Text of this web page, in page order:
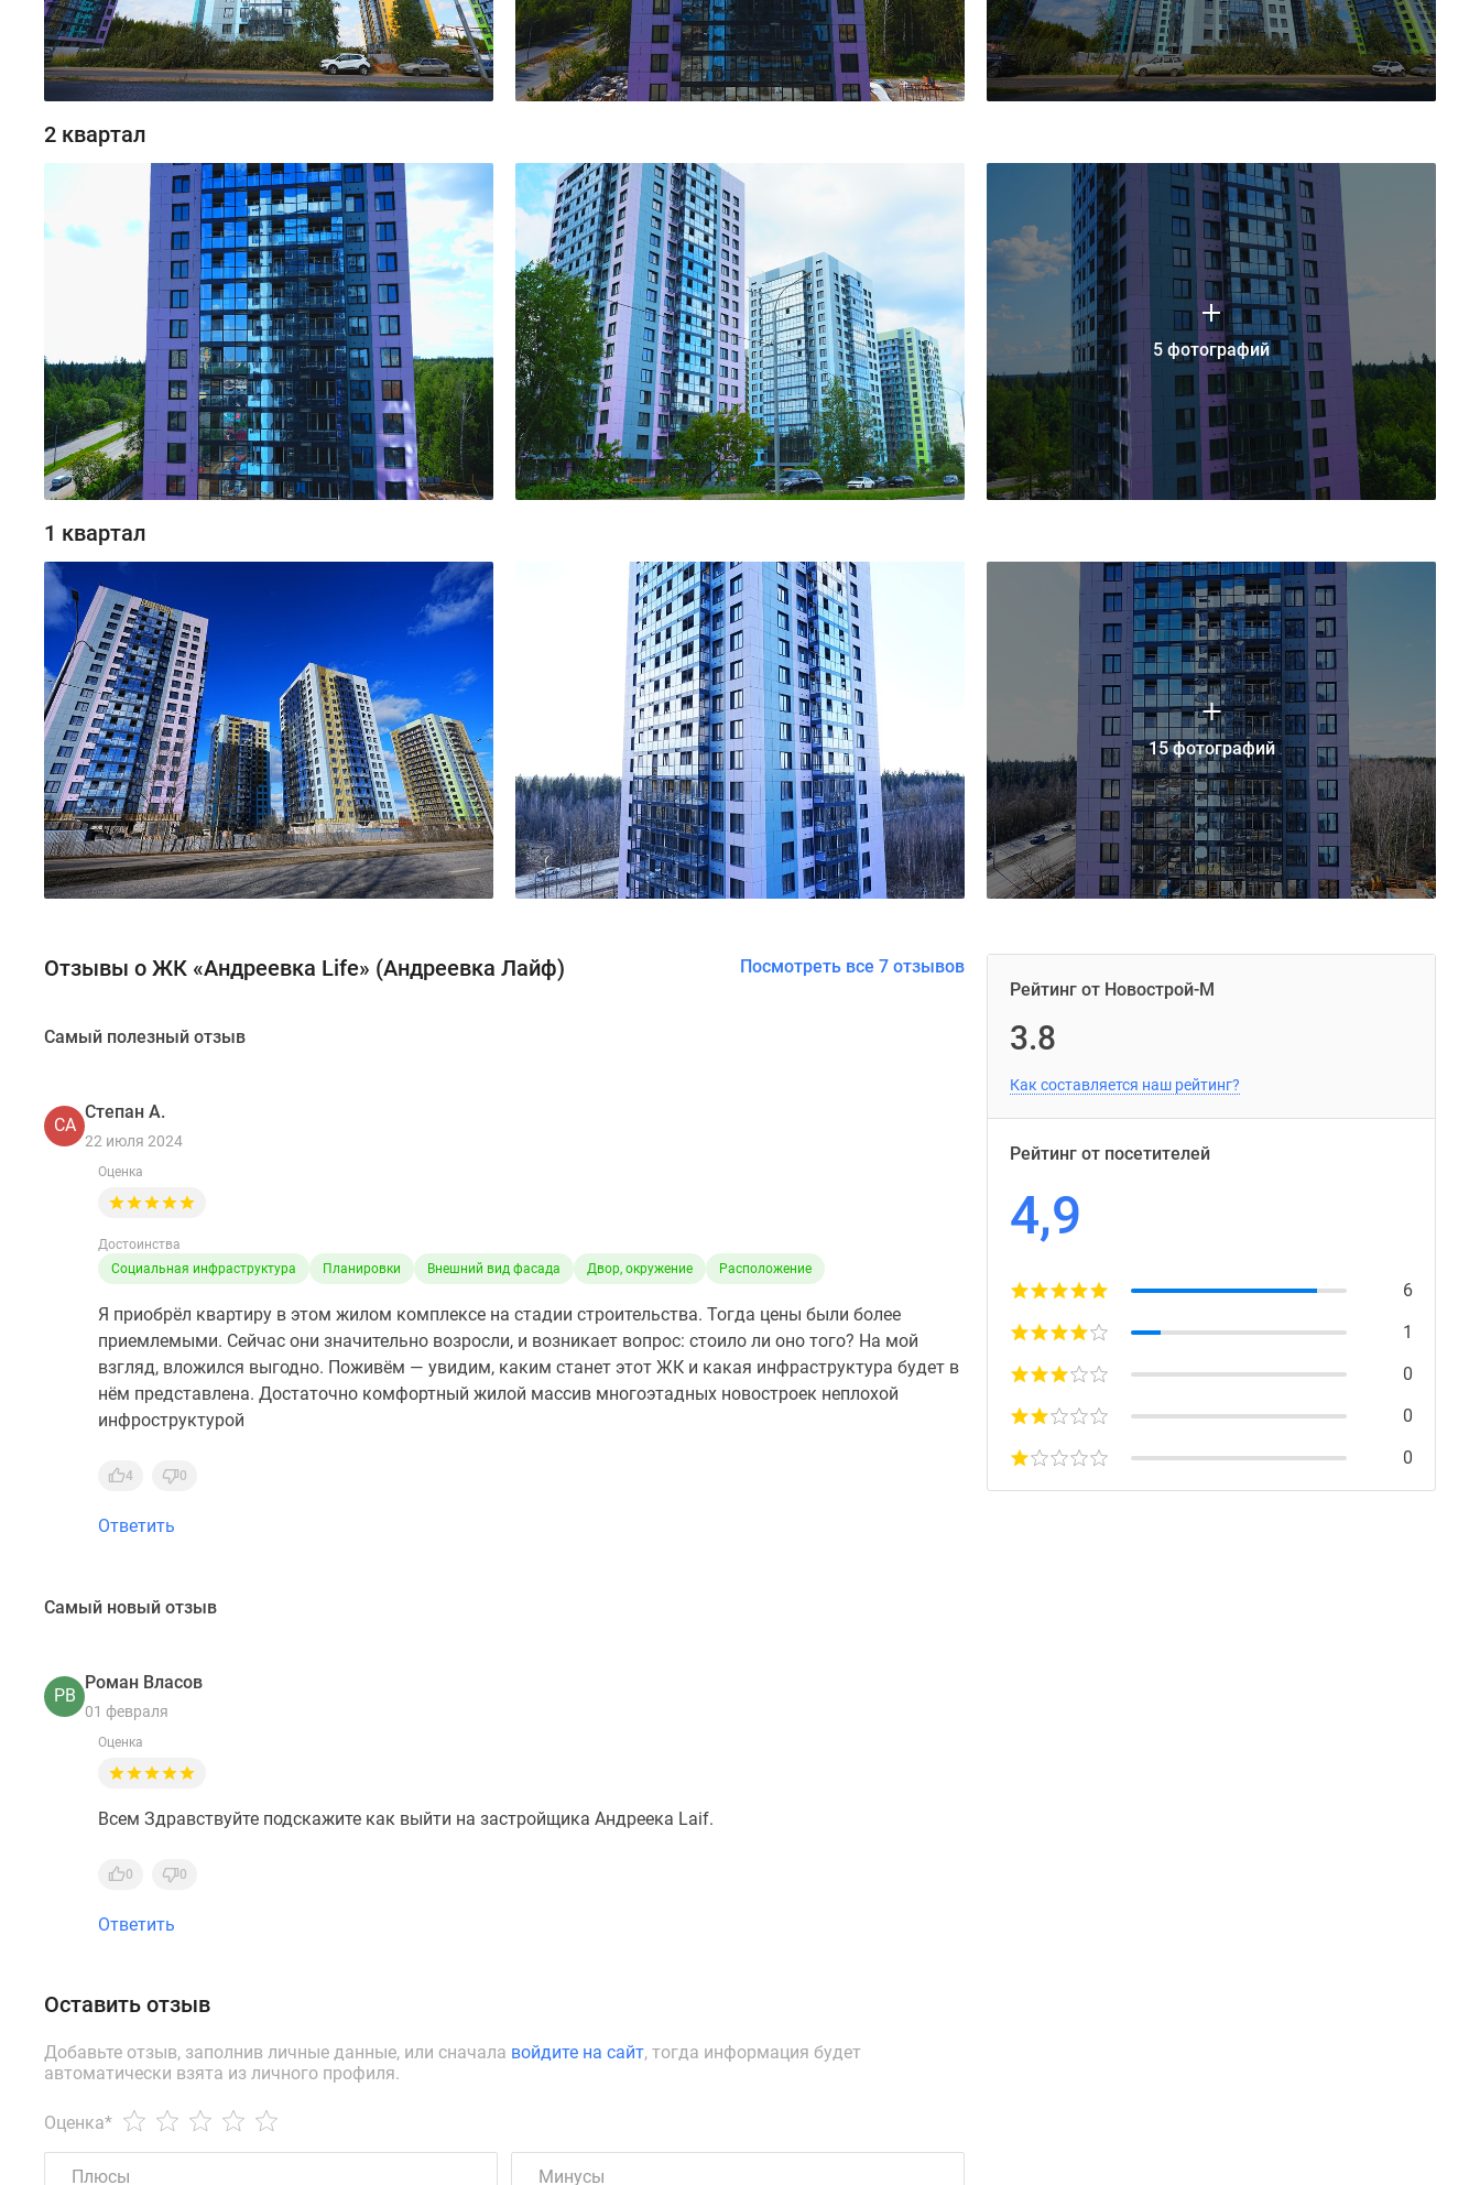
2 квартал
5 фотографий
1 квартал
15 фотографий
Отзывы о ЖК «Андреевка Life» (Андреевка Лайф) Посмотреть все 7 отзывов
Самый полезный отзыв
СА
Степан А.
22 июля 2024
Оценка
Достоинства
Социальная инфраструктура
Планировки Внешний вид фасада Двор, окружение Расположение
Я приобрёл квартиру в этом жилом комплексе на стадии строительства. Тогда цены были более
приемлемыми. Сейчас они значительно возросли, и возникает вопрос: стоило ли оно того? На мой
взгляд, вложился выгодно. Поживём — увидим, каким станет этот ЖК и какая инфраструктура будет в
нём представлена. Достаточно комфортный жилой массив многоэтадных новостроек неплохой
инфроструктурой
4 0
Ответить
Самый новый отзыв
РВ
Роман Власов
01 февраля
Оценка
Всем Здравствуйте подскажите как выйти на застройщика Андреека Laif.
0 0
Ответить
Оставить отзыв
Добавьте отзыв, заполнив личные данные, или сначала войдите на сайт, тогда информация будет
автоматически взята из личного профиля.
Оценка*
Рейтинг от Новострой-М
3.8
Как составляется наш рейтинг?
Рейтинг от посетителей
4,9
6
1
0
0
0